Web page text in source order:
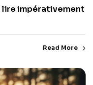
lire impérativement
Read More